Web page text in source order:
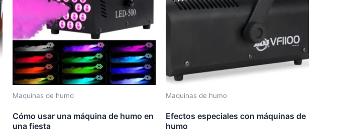
Maquinas de humo
Cómo usar una máquina de humo en
una fiesta
Maquinas de humo
Efectos especiales con máquinas de
humo